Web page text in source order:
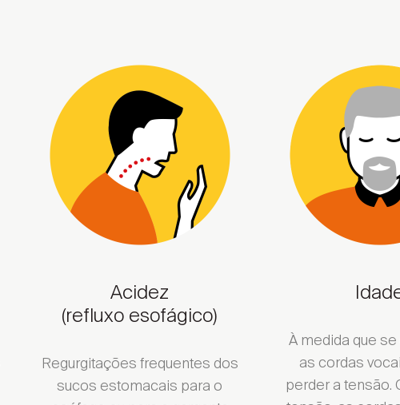
Acidez
(refluxo esofágico)
Regurgitações frequentes dos
sucos estomacais para o
À medida que
as cordas
perder a tensão.